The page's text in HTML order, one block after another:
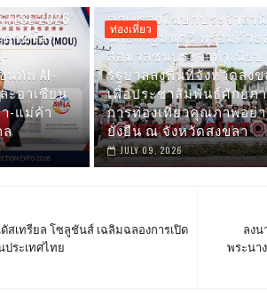
2026’
ลาดโลก
-
นทัพ AI-
ะอาเซียน
-แม่ค้า
ล
ท่องเที่ยว
คณะรองโฆษกประจำสำ
นายกรัฐมนตรี พร้อมด้ว
สื่อมวลชนประจำทำเนียบ
รัฐบาลลงพื้นที่จังหวัดสงข
เพื่อประชาสัมพันธ์ศักยภ
การท่องเที่ยวคุณภาพอย่
ยั่งยืน ณ จังหวัดสงขลา
JULY 09, 2026
ลงน
พระนา
สเทรียล โซลูชันส์ เฉลิมฉลองการเปิด
ระเทศไทย